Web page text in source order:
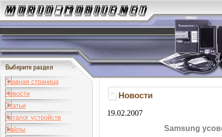
Главная страница
Новости
Статьи
Каталог устройств
Файлы
Новости
19.02.2007
Samsung